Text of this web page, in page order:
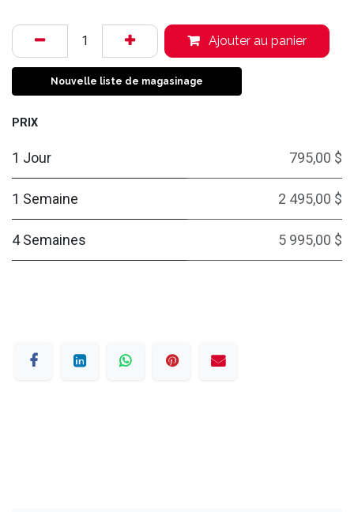
Ajouter au panier
Nouvelle liste de magasinage
PRIX
1 Jour 795,00 $
1 Semaine 2 495,00 $
4 Semaines 5 995,00 $